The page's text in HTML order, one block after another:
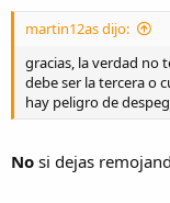
martin12as dijo:
gracias, la verdad no
debe ser la tercera o
hay peligro de
No si dejas